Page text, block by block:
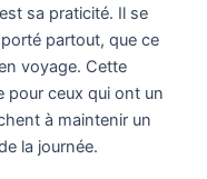
sa praticité. Il se
partout, que ce
voyage. Cette
pour ceux qui ont un
à maintenir un
la journée.